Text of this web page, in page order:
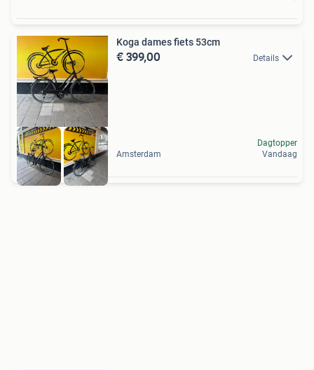
Koga dames fiets 53cm
€ 399,00 Details
Amsterdam
Dagtopper
Vandaag